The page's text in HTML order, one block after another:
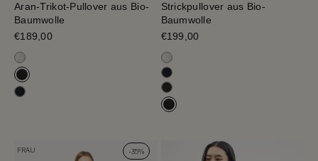
Aran-Trikot-Pullover aus Bio-
Baumwolle
Verkaufspreis
€189,00
Milchweiß
Schwarz
Tiefblau
Strickpullover aus Bio-
Baumwolle
Verkaufspreis
€199,00
Milchweiß
Tiefblau
Cafe Noir
Schwarz
FRAU -35%